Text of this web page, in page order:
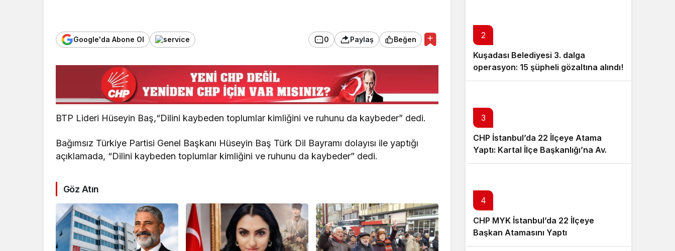
Google'da Abone Ol 0 Paylaş Beğen
BTP Lideri Hüseyin Baş,“Dilini kaybeden toplumlar kimliğini ve ruhunu da kaybeder” dedi.
Bağımsız Türkiye Partisi Genel Başkanı Hüseyin Baş Türk Dil Bayramı dolayısı ile yaptığı
açıklamada, “Dilini kaybeden toplumlar kimliğini ve ruhunu da kaybeder” dedi.
Göz Atın
2
Kuşadası Belediyesi 3. dalga
operasyon: 15 şüpheli gözaltına alındı!
3
CHP İstanbul’da 22 İlçeye Atama
Yaptı: Kartal İlçe Başkanlığı’na Av.
Neşe Büklü Getirildi
4
CHP MYK İstanbul’da 22 İlçeye
Başkan Atamasını Yaptı